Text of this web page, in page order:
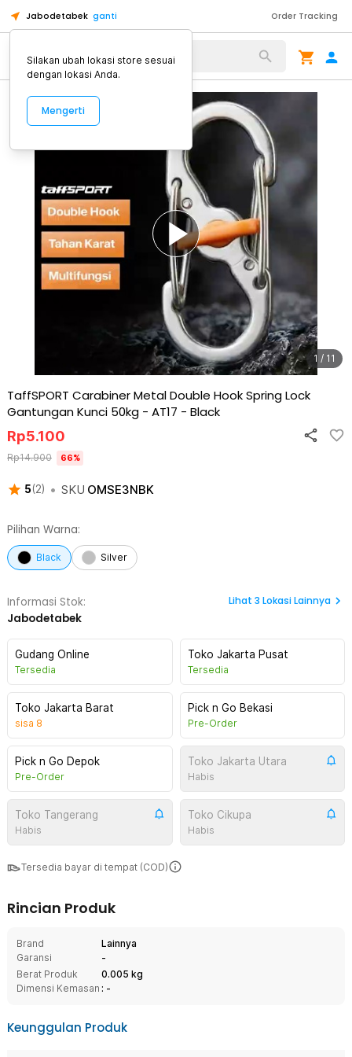
Jabodetabek ganti Order Tracking
Alat Kopi
1 / 11
TaffSPORT Carabiner Metal Double Hook Spring Lock
Gantungan Kunci 50kg - AT17 - Black
5(2) • SKU OMSE3NBK
Rp5.100
Rp14.900 66%
Pilihan Warna:
Black Silver
Informasi Stok:
Jabodetabek
Lihat 3 Lokasi Lainnya
Gudang Online
Tersedia
Toko Jakarta Pusat
Tersedia
Toko Jakarta Barat
sisa 8
Pick n Go Bekasi
Pre-Order
Pick n Go Depok
Pre-Order
Toko Jakarta Utara
Habis
Toko Tangerang
Habis
Toko Cikupa
Habis
Tersedia bayar di tempat (COD)
Rincian Produk
Brand
Lainnya
Garansi
-
Berat Produk
0.005 kg
Dimensi Kemasan : -
Keunggulan Produk
Silakan ubah lokasi store sesuai
dengan lokasi Anda.
Mengerti